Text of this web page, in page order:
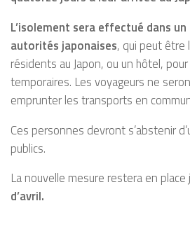
L’isolement sera effectué dans
autorités japonaises, qui peut être
résidents au Japon, ou un hôtel,
temporaires. Les voyageurs ne
emprunter les transports en
Ces personnes devront s’abstenir
publics.
La nouvelle mesure restera en place
d’avril.